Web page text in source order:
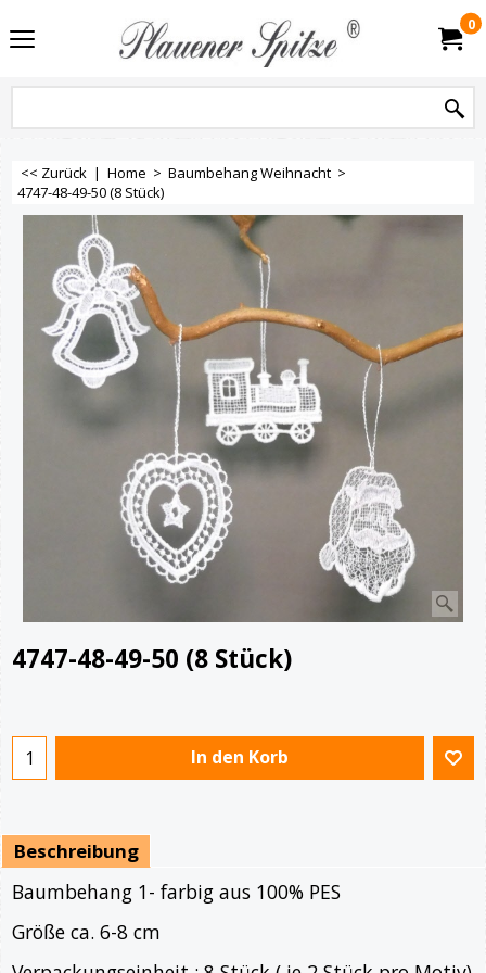
0
<< Zurück | Home > Baumbehang Weihnacht >
4747-48-49-50 (8 Stück)
4747-48-49-50 (8 Stück)
Beschreibung
Baumbehang 1- farbig aus 100% PES
Größe ca. 6-8 cm